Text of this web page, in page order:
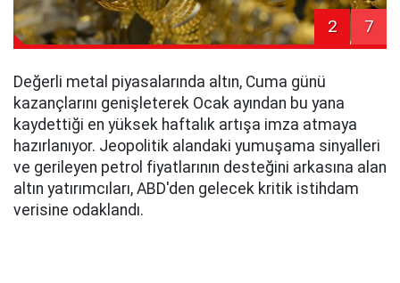
2 7
Değerli metal piyasalarında altın, Cuma günü
kazançlarını genişleterek Ocak ayından bu yana
kaydettiği en yüksek haftalık artışa imza atmaya
hazırlanıyor. Jeopolitik alandaki yumuşama sinyalleri
ve gerileyen petrol fiyatlarının desteğini arkasına alan
altın yatırımcıları, ABD'den gelecek kritik istihdam
verisine odaklandı.